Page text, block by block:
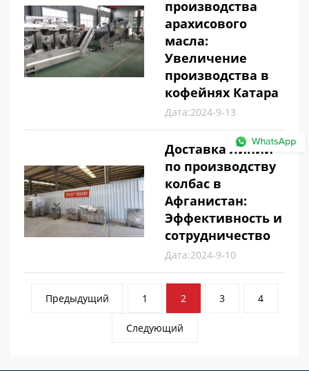
производства
арахисового
масла:
Увеличение
производства в
кофейнях Катара
Дата:2024-9-13
Доставка линии
по производству
колбас в
Афганистан:
Эффективность и
сотрудничество
Дата:2024-9-10
сообщений
Предыдущий 1 2 3 4
Следующий